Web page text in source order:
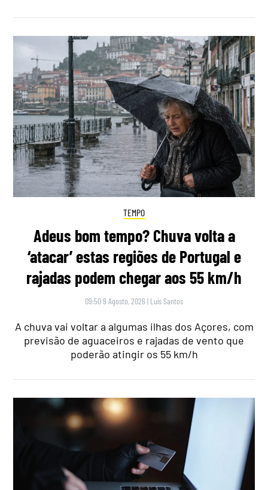
TEMPO
Adeus bom tempo? Chuva volta a
‘atacar’ estas regiões de Portugal e
rajadas podem chegar aos 55 km/h
09:50 9 Agosto, 2026 | Luís Santos
A chuva vai voltar a algumas ilhas dos Açores, com
previsão de aguaceiros e rajadas de vento que
poderão atingir os 55 km/h